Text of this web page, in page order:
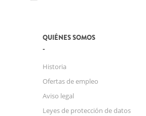
QUIÉNES SOMOS
Historia
Ofertas de empleo
Aviso legal
Leyes de protección de datos